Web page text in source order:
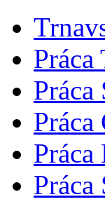
Práca
Práca
Práca
Práca